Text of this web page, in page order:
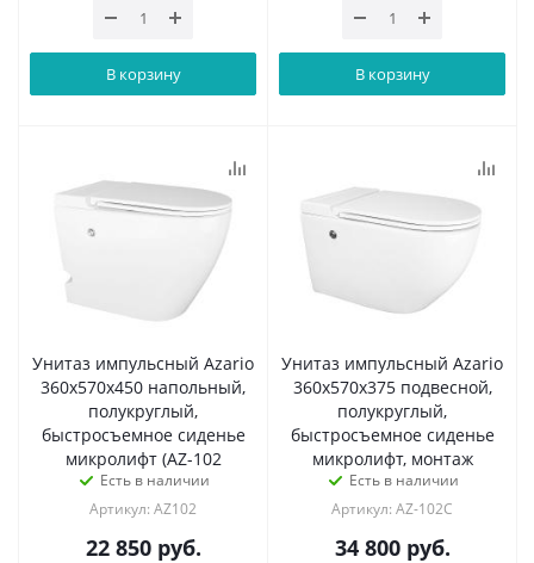
В корзину В корзину
Унитаз импульсный Azario
360х570х450 напольный,
полукруглый,
быстросъемное сиденье
микролифт (AZ-102
Есть в наличии
Артикул: AZ102
22 850руб.
Унитаз импульсный Azario
360х570х375 подвесной,
полукруглый,
быстросъемное сиденье
микролифт, монтаж
Есть в наличии
Артикул: AZ-102C
34 800руб.